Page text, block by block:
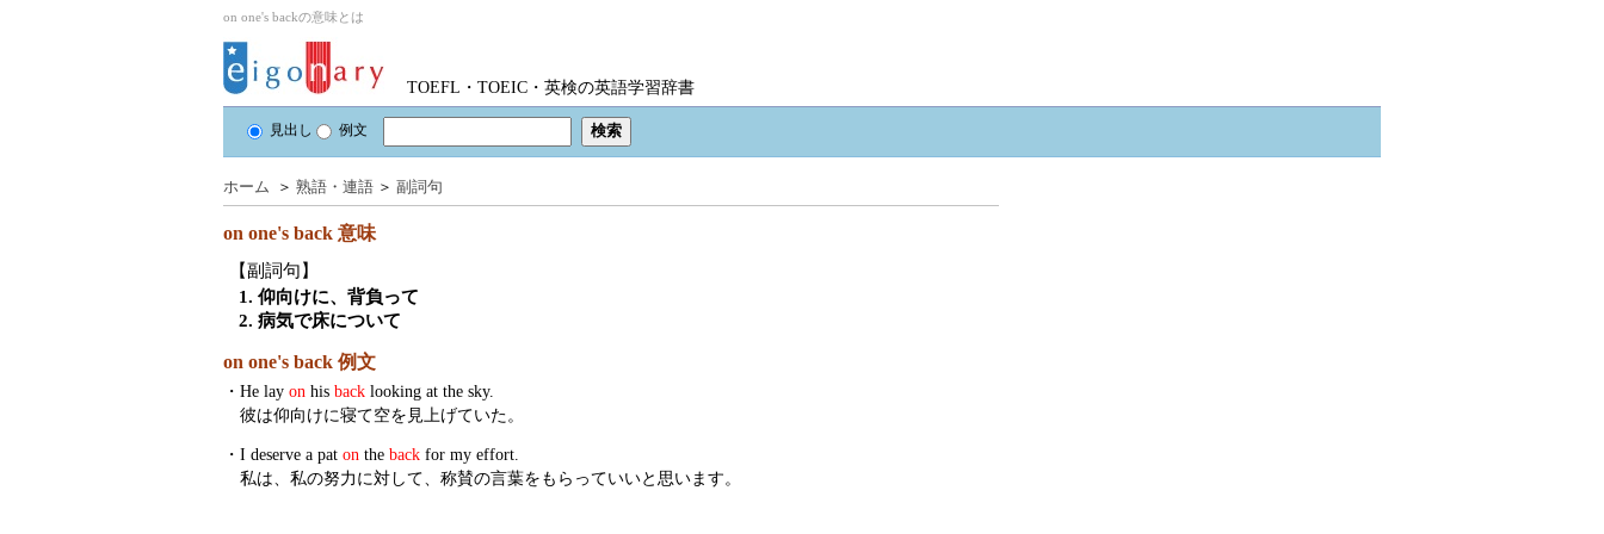
on one's backの意味とは
TOEFL・TOEIC・英検の英語学習辞書
見出し 例文
ホーム ＞ 熟語・連語 ＞ 副詞句
on one's back 意味
【副詞句】
1. 仰向けに、背負って
2. 病気で床について
on one's back 例文
・ He lay on his back looking at the sky.
彼は仰向けに寝て空を見上げていた。
・ I deserve a pat on the back for my effort.
私は、私の努力に対して、称賛の言葉をもらっていいと思います。